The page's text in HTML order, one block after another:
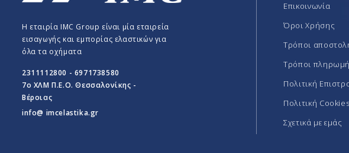
Η εταιρία IMC Group είναι μία εταιρεία
εισαγωγής και εμπορίας ελαστικών για
όλα τα οχήματα
2311112800 - 6971738580
7o ΧΛΜ Π.E.O. Θεσσαλονίκης -
Βέροιας
info@ imcelastika.gr
Επικοινωνία
Όροι Χρήσης
Τρόποι
Τρόποι
Πολιτική
Πολιτική Cookies
Σχετικά με εμάς